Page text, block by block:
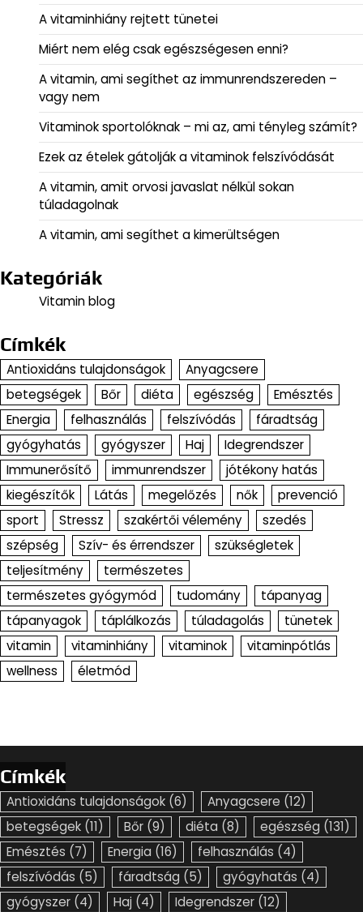
A vitaminhiány rejtett tünetei
Miért nem elég csak egészségesen enni?
A vitamin, ami segíthet az immunrendszereden –
vagy nem
Vitaminok sportolóknak – mi az, ami tényleg számít?
Ezek az ételek gátolják a vitaminok felszívódását
A vitamin, amit orvosi javaslat nélkül sokan
túladagolnak
A vitamin, ami segíthet a kimerültségen
Kategóriák
Vitamin blog
Címkék
Antioxidáns tulajdonságok
Anyagcsere
betegségek
Bőr diéta egészség
Emésztés
Energia
felhasználás felszívódás
fáradtság
gyógyhatás
gyógyszer Haj
Idegrendszer
Immunerősítő
immunrendszer
jótékony hatás
kiegészítők
Látás megelőzés nők
prevenció
sport
Stressz szakértői vélemény
szedés
szépség
Szív- és érrendszer
szükségletek
teljesítmény
természetes
természetes gyógymód
tudomány
tápanyag
tápanyagok
táplálkozás túladagolás
tünetek
vitamin
vitaminhiány vitaminok
vitaminpótlás
wellness
életmód
Címkék
Antioxidáns tulajdonságok (6) Anyagcsere (12)
betegségek (11) Bőr (9) diéta (8) egészség (131)
Emésztés (7) Energia (16) felhasználás (4)
felszívódás (5) fáradtság (5) gyógyhatás (4)
gyógyszer (4) Haj (4) Idegrendszer (12)